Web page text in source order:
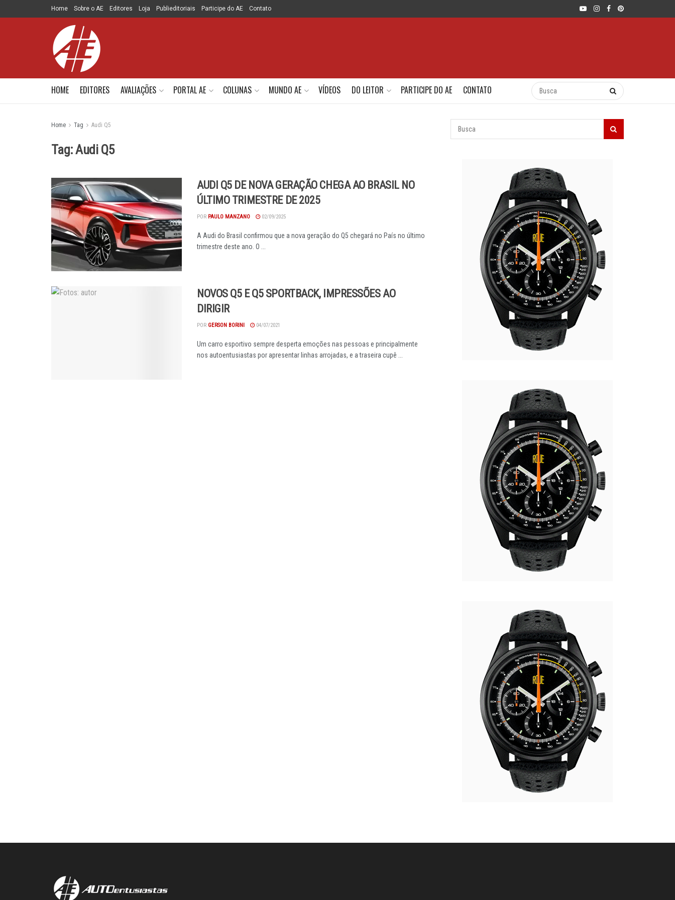
Home Sobre o AE Editores Loja Publieditoriais Participe do AE Contato
HOME EDITORES AVALIAÇÕES PORTAL AE COLUNAS MUNDO AE VÍDEOS DO LEITOR PARTICIPE DO AE CONTATO
Home Tag Audi Q5
Tag:Audi Q5
AUDI Q5 DE NOVA GERAÇÃO CHEGA AO BRASIL NO
ÚLTIMO TRIMESTRE DE 2025
POR PAULO MANZANO 02/09/2025
A Audi do Brasil confirmou que a nova geração do Q5 chegará no País no último
trimestre deste ano. O ...
NOVOS Q5 E Q5 SPORTBACK, IMPRESSÕES AO
DIRIGIR
POR GERSON BORINI 04/07/2021
Um carro esportivo sempre desperta emoções nas pessoas e principalmente
nos autoentusiastas por apresentar linhas arrojadas, e a traseira cupê ...